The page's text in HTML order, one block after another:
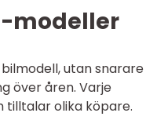
modeller
utan snarare
över åren. Varje
tilltalar olika köpare.